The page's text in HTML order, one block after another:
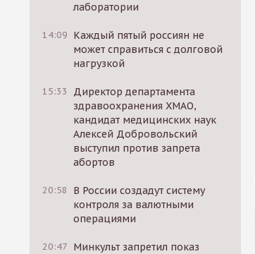
лаборатории
14:09 Каждый пятый россиян не
может справиться с долговой
нагрузкой
15:33
Директор департамента
здравоохранения ХМАО,
кандидат медицинских наук
Алексей Добровольский
выступил против запрета
абортов
20:58
В России создадут систему
контроля за валютными
операциями
20:47 Минкульт запретил показ